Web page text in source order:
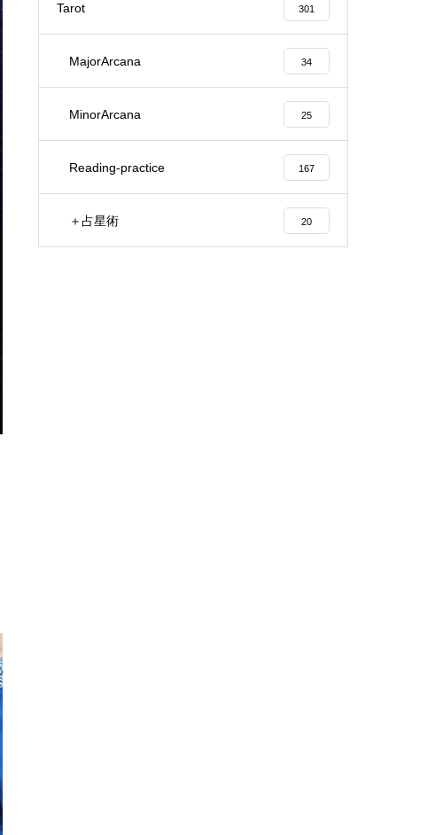
Tarot 301
MajorArcana 34
MinorArcana 25
Reading-practice 167
＋占星術 20